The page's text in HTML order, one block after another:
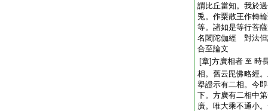
謂比丘當知。我於
兎。作粟散王作轉
等。諸如是等行菩
名闍陀伽經 對法但
合至論文
[章]方廣相者 至 時
相。舊云毘佛略經
擧證示有二相。今
下。方廣有二相中
廣。唯大乘不通小